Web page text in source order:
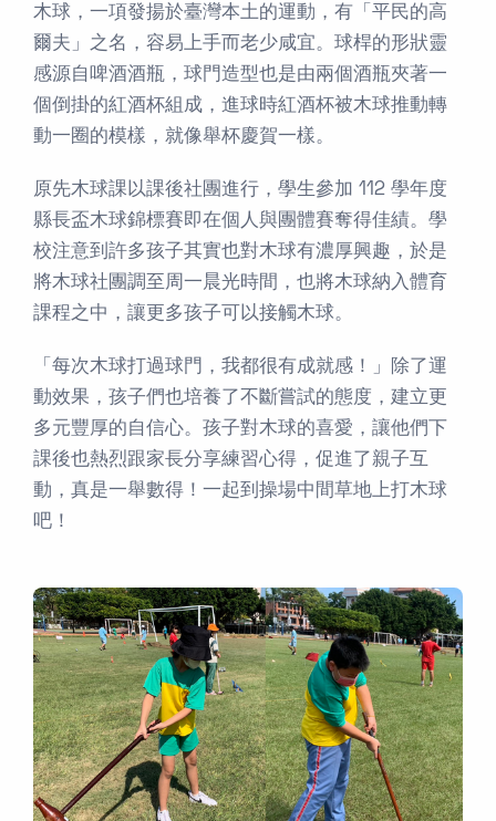
木球，一項發揚於臺灣本土的運動，有「平民的高
爾夫」之名，容易上手而老少咸宜。球桿的形狀靈
感源自啤酒酒瓶，球門造型也是由兩個酒瓶夾著一
個倒掛的紅酒杯組成，進球時紅酒杯被木球推動轉
動一圈的模樣，就像舉杯慶賀一樣。
原先木球課以課後社團進行，學生參加 112 學年度
縣長盃木球錦標賽即在個人與團體賽奪得佳績。學
校注意到許多孩子其實也對木球有濃厚興趣，於是
將木球社團調至周一晨光時間，也將木球納入體育
課程之中，讓更多孩子可以接觸木球。
「每次木球打過球門，我都很有成就感！」除了運
動效果，孩子們也培養了不斷嘗試的態度，建立更
多元豐厚的自信心。孩子對木球的喜愛，讓他們下
課後也熱烈跟家長分享練習心得，促進了親子互
動，真是一舉數得！一起到操場中間草地上打木球
吧！